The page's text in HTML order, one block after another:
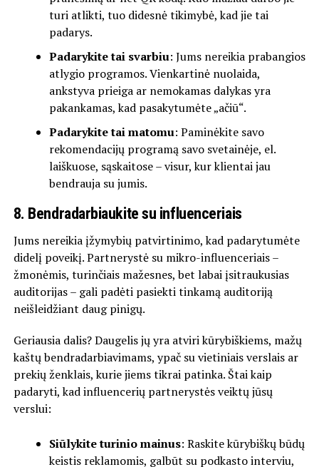
turi atlikti, tuo didesnė tikimybė, kad jie tai
padarys.
Padarykite tai svarbiu: Jums nereikia prabangios
atlygio programos. Vienkartinė nuolaida,
ankstyva prieiga ar nemokamas dalykas yra
pakankamas, kad pasakytumėte „ačiū“.
Padarykite tai matomu: Paminėkite savo
rekomendacijų programą savo svetainėje, el.
laiškuose, sąskaitose – visur, kur klientai jau
bendrauja su jumis.
8. Bendradarbiaukite su influenceriais
Jums nereikia įžymybių patvirtinimo, kad padarytumėte
didelį poveikį. Partnerystė su mikro-influenceriais –
žmonėmis, turinčiais mažesnes, bet labai įsitraukusias
auditorijas – gali padėti pasiekti tinkamą auditoriją
neišleidžiant daug pinigų.
Geriausia dalis? Daugelis jų yra atviri kūrybiškiems, mažų
kaštų bendradarbiavimams, ypač su vietiniais verslais ar
prekių ženklais, kurie jiems tikrai patinka. Štai kaip
padaryti, kad influencerių partnerystės veiktų jūsų
verslui:
Siūlykite turinio mainus: Raskite kūrybiškų būdų
keistis reklamomis, galbūt su podkasto interviu,